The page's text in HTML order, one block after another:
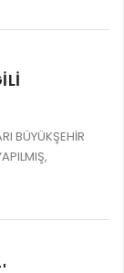
BÜYÜKŞEHİR